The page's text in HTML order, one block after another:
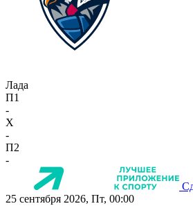
Лада
П1
-
X
-
П2
-
25 сентября 2026, Пт, 00:00